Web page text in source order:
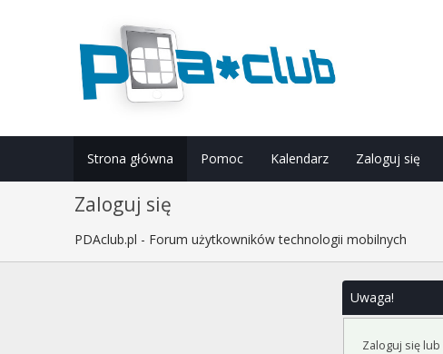
Strona główna Pomoc Kalendarz Zaloguj się
Zaloguj się
PDAclub.pl - Forum użytkowników technologii mobilnych
Uwaga!
Zaloguj się lub